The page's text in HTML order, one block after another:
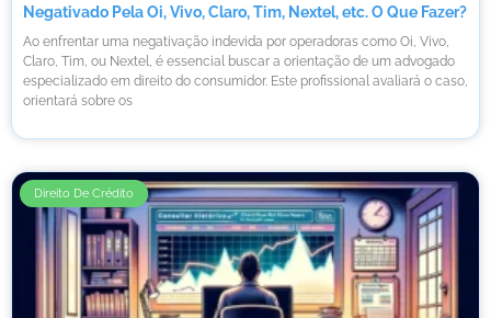
Negativado Pela Oi, Vivo, Claro, Tim, Nextel, etc. O Que Fazer?
Ao enfrentar uma negativação indevida por operadoras como Oi, Vivo,
Claro, Tim, ou Nextel, é essencial buscar a orientação de um advogado
especializado em direito do consumidor. Este profissional avaliará o caso,
orientará sobre os
Direito De Crédito